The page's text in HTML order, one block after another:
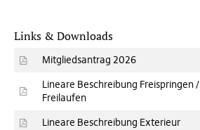
Links & Downloads
Mitgliedsantrag 2026
Lineare Beschreibung Freispringen /
Freilaufen
Lineare Beschreibung Exterieur